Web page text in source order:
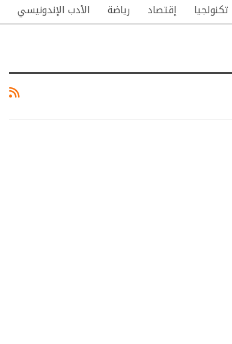
تكنولجيا إقتصاد رياضة الأدب الإندونيسي